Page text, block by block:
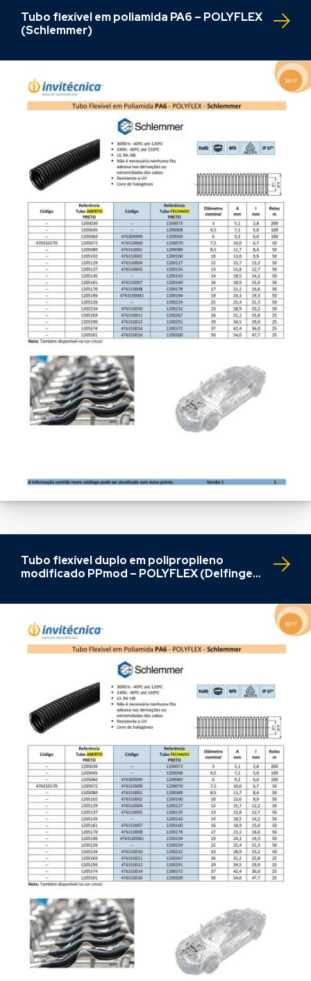
Tubo flexível em poliamida PA6 – POLYFLEX
(Schlemmer)
Tubo flexível duplo em polipropileno
modificado PPmod – POLYFLEX (Delfingen